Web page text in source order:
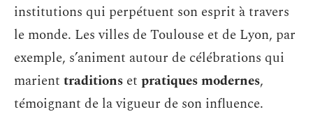
institutions qui perpétuent son esprit à travers
le monde. Les villes de Toulouse et de Lyon, par
exemple, s’animent autour de célébrations qui
marient traditions et pratiques modernes,
témoignant de la vigueur de son influence.